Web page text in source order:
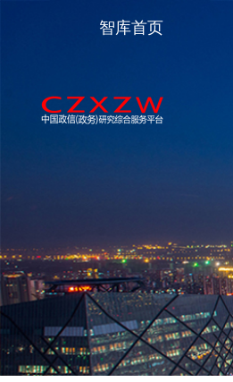
智库首页